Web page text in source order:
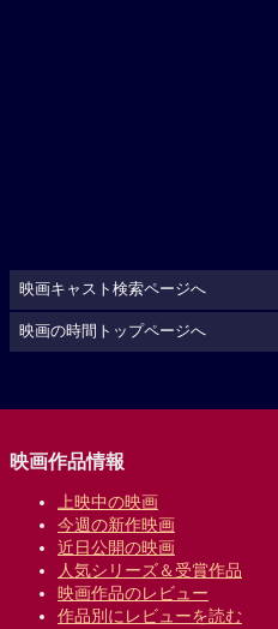
映画キャスト検索ページへ
映画の時間トップページへ
映画作品情報
上映中の映画
今週の新作映画
近日公開の映画
人気シリーズ＆受賞作品
映画作品のレビュー
作品別にレビューを読む